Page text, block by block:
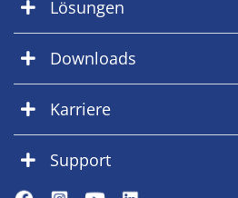
Lösungen
Downloads
Karriere
Support